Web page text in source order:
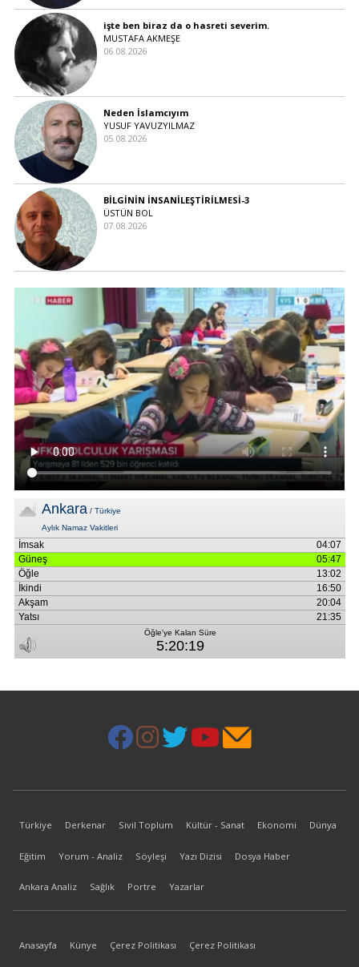
işte ben biraz da o hasreti severim.
MUSTAFA AKMEŞE
06.08.2026
Neden İslamcıyım
YUSUF YAVUZYILMAZ
05.08.2026
BİLGİNİN İNSANİLEŞTİRİLMESİ-3
ÜSTÜN BOL
07.08.2026
Türkiye Derkenar Sivil Toplum Kültür - Sanat Ekonomi Dünya
Eğitim Yorum - Analiz Söyleşi Yazı Dizisi Dosya Haber
Ankara Analiz Sağlık Portre Yazarlar
Anasayfa Künye Çerez Politikası Çerez Politikası